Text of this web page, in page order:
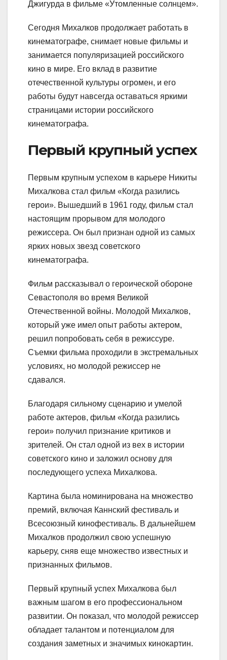
Джигурда в фильме «Утомленные солнцем».
Сегодня Михалков продолжает работать в
кинематографе, снимает новые фильмы и
занимается популяризацией российского
кино в мире. Его вклад в развитие
отечественной культуры огромен, и его
работы будут навсегда оставаться яркими
страницами истории российского
кинематографа.
Первый крупный успех
Первым крупным успехом в карьере Никиты
Михалкова стал фильм «Когда разились
герои». Вышедший в 1961 году, фильм стал
настоящим прорывом для молодого
режиссера. Он был признан одной из самых
ярких новых звезд советского
кинематографа.
Фильм рассказывал о героической обороне
Севастополя во время Великой
Отечественной войны. Молодой Михалков,
который уже имел опыт работы актером,
решил попробовать себя в режиссуре.
Съемки фильма проходили в экстремальных
условиях, но молодой режиссер не
сдавался.
Благодаря сильному сценарию и умелой
работе актеров, фильм «Когда разились
герои» получил признание критиков и
зрителей. Он стал одной из вех в истории
советского кино и заложил основу для
последующего успеха Михалкова.
Картина была номинирована на множество
премий, включая Каннский фестиваль и
Всесоюзный кинофестиваль. В дальнейшем
Михалков продолжил свою успешную
карьеру, сняв еще множество известных и
признанных фильмов.
Первый крупный успех Михалкова был
важным шагом в его профессиональном
развитии. Он показал, что молодой режиссер
обладает талантом и потенциалом для
создания заметных и значимых кинокартин.